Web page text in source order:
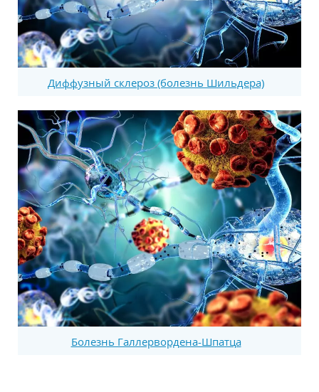
Диффузный склероз (болезнь Шильдера)
Болезнь Галлервордена-Шпатца